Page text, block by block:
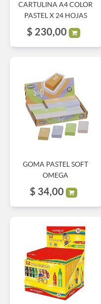
CARTULINA A4 COLOR
PASTEL X 24 HOJAS
$ 230,00
GOMA PASTEL SOFT
OMEGA
$ 34,00